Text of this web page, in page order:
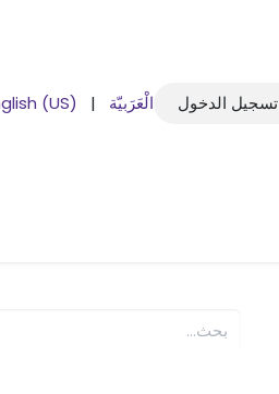
تسجيل الدخول الْعَرَبيّة |
(US)